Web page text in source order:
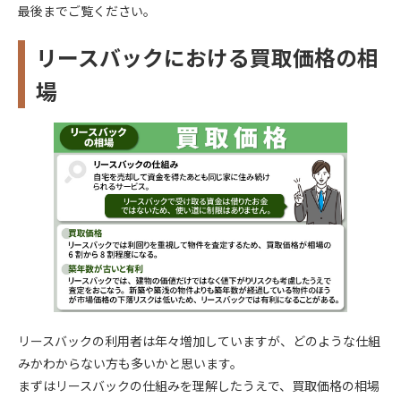
最後までご覧ください。
リースバックにおける買取価格の相
場
リースバックの利用者は年々増加していますが、どのような仕組
みかわからない方も多いかと思います。
まずはリースバックの仕組みを理解したうえで、買取価格の相場